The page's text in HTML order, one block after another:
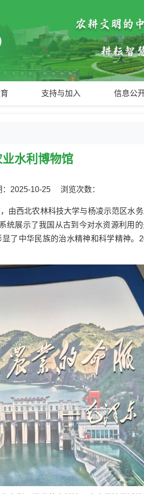
支持与加入 信息公
水利博物馆
2025-10-25 浏览次数：
由西北农林科技大学与杨凌示范区水务
统展示了我国从古到今对水资源利用
了中华民族的治水精神和科学精神。